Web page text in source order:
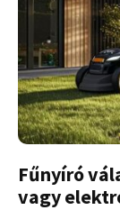
Fűnyíró
vagy